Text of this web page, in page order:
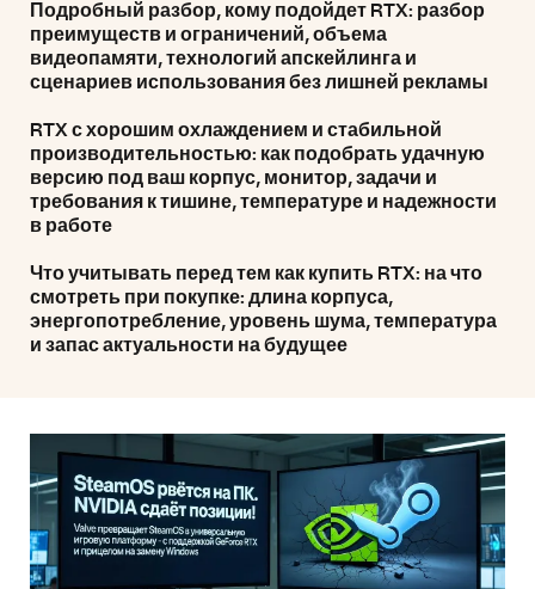
Подробный разбор, кому подойдет RTX: разбор
преимуществ и ограничений, объема
видеопамяти, технологий апскейлинга и
сценариев использования без лишней рекламы
RTX с хорошим охлаждением и стабильной
производительностью: как подобрать удачную
версию под ваш корпус, монитор, задачи и
требования к тишине, температуре и надежности
в работе
Что учитывать перед тем как купить RTX: на что
смотреть при покупке: длина корпуса,
энергопотребление, уровень шума, температура
и запас актуальности на будущее